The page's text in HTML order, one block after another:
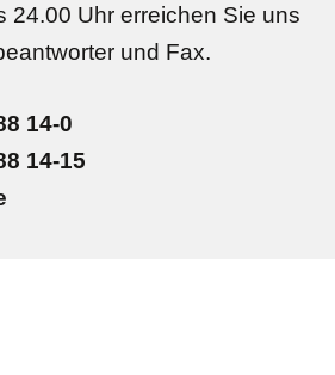
24.00 Uhr erreichen Sie uns
und Fax.
14-0
14-15